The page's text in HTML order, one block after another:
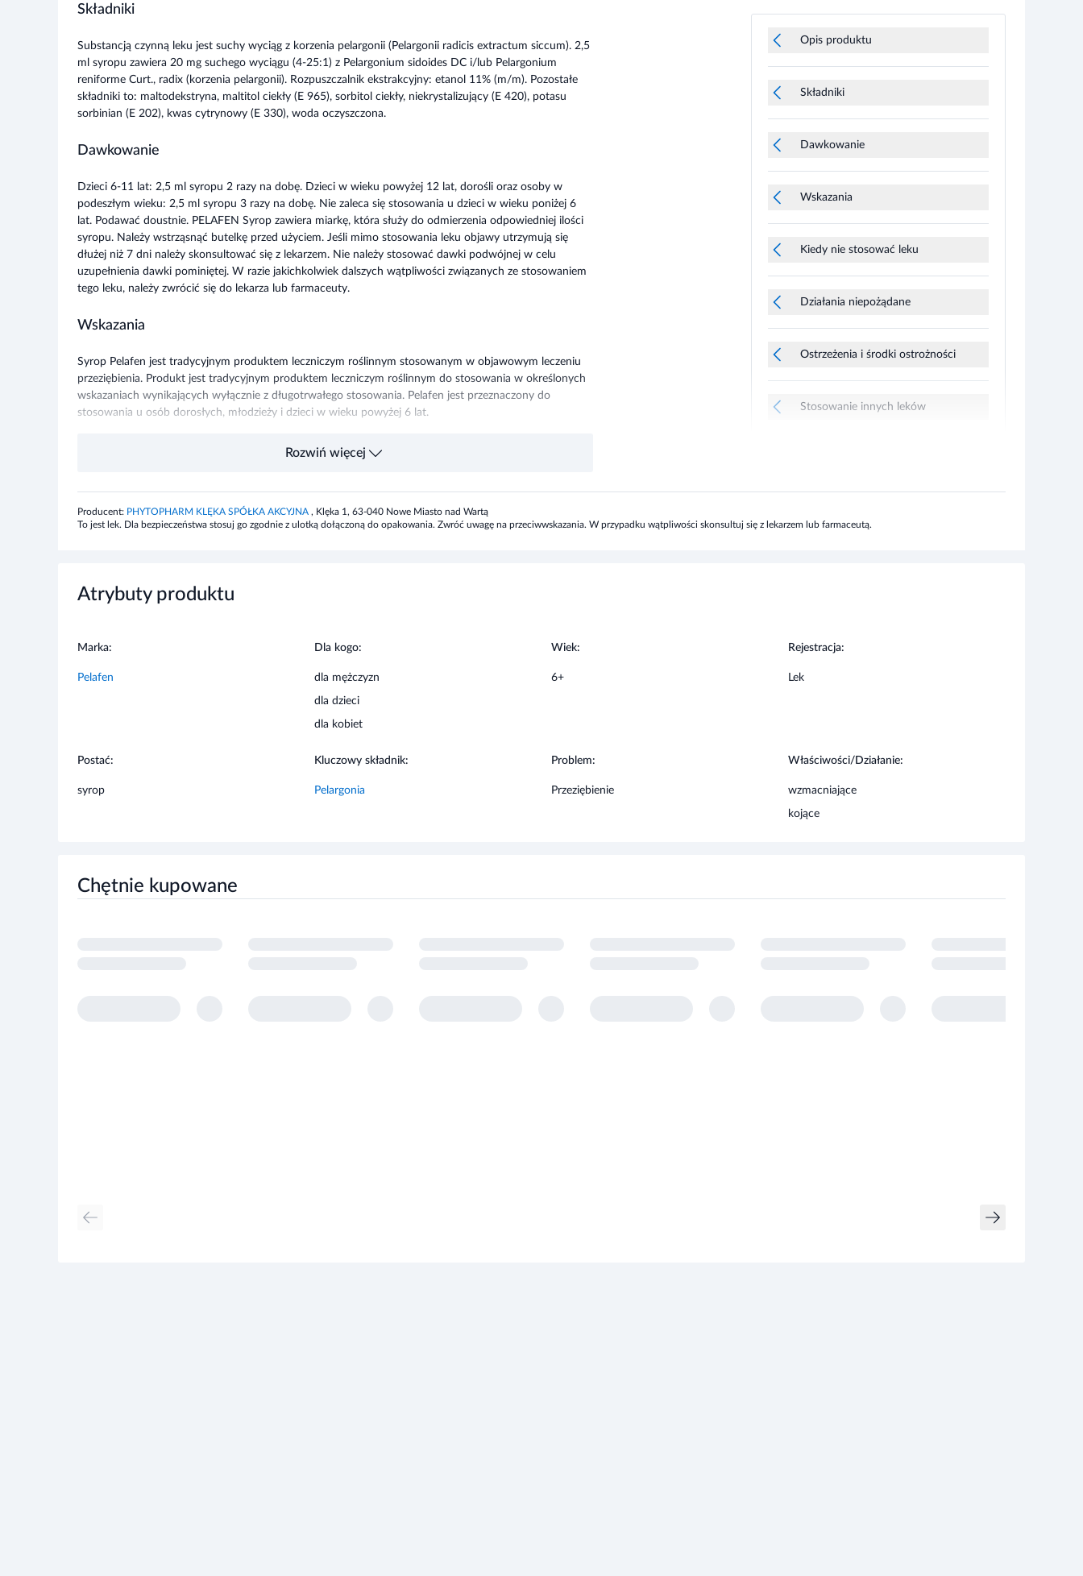
Składniki
Substancją czynną leku jest suchy wyciąg z korzenia pelargonii (Pelargonii radicis extractum siccum). 2,5
ml syropu zawiera 20 mg suchego wyciągu (4-25:1) z Pelargonium sidoides DC i/lub Pelargonium
reniforme Curt., radix (korzenia pelargonii). Rozpuszczalnik ekstrakcyjny: etanol 11% (m/m). Pozostałe
składniki to: maltodekstryna, maltitol ciekły (E 965), sorbitol ciekły, niekrystalizujący (E 420), potasu
sorbinian (E 202), kwas cytrynowy (E 330), woda oczyszczona.
Dawkowanie
Dzieci 6-11 lat: 2,5 ml syropu 2 razy na dobę. Dzieci w wieku powyżej 12 lat, dorośli oraz osoby w
podeszłym wieku: 2,5 ml syropu 3 razy na dobę. Nie zaleca się stosowania u dzieci w wieku poniżej 6
lat. Podawać doustnie. PELAFEN Syrop zawiera miarkę, która służy do odmierzenia odpowiedniej ilości
syropu. Należy wstrząsnąć butelkę przed użyciem. Jeśli mimo stosowania leku objawy utrzymują się
dłużej niż 7 dni należy skonsultować się z lekarzem. Nie należy stosować dawki podwójnej w celu
uzupełnienia dawki pominiętej. W razie jakichkolwiek dalszych wątpliwości związanych ze stosowaniem
tego leku, należy zwrócić się do lekarza lub farmaceuty.
Wskazania
Syrop Pelafen jest tradycyjnym produktem leczniczym roślinnym stosowanym w objawowym leczeniu
przeziębienia. Produkt jest tradycyjnym produktem leczniczym roślinnym do stosowania w określonych
wskazaniach wynikających wyłącznie z długotrwałego stosowania. Pelafen jest przeznaczony do
stosowania u osób dorosłych, młodzieży i dzieci w wieku powyżej 6 lat.
korzenia pelargonii) lub na którąkolwiek substancję pomocniczą.
Przed użyciem zapoznaj się z ulotką, która zawiera wskazania, przeciwwskazania, dane dotyczące działań
skonsultuj się z lekarzem lub farmaceutą.
Należy powiedzieć lekarzowi lub farmaceucie o wszystkich lekach przyjmowanych przez pacjenta
Opis produktu
Składniki
Dawkowanie
Wskazania
Kiedy nie stosować leku
Działania niepożądane
Ostrzeżenia i środki ostrożności
Stosowanie innych leków
Rozwiń więcej
Producent: PHYTOPHARM KLĘKA SPÓŁKA AKCYJNA , Klęka 1, 63-040 Nowe Miasto nad Wartą
To jest lek. Dla bezpieczeństwa stosuj go zgodnie z ulotką dołączoną do opakowania. Zwróć uwagę na przeciwwskazania. W przypadku wątpliwości skonsultuj się z lekarzem lub farmaceutą.
Atrybuty produktu
Marka:
Pelafen
Dla kogo:
dla mężczyzn
dla dzieci
dla kobiet
Wiek:
6+
Rejestracja:
Lek
Postać:
syrop
Kluczowy składnik:
Pelargonia
Problem:
Przeziębienie
Właściwości/Działanie:
wzmacniające
kojące
Chętnie kupowane